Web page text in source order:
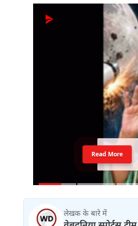
Read More
लेखक के बारे में